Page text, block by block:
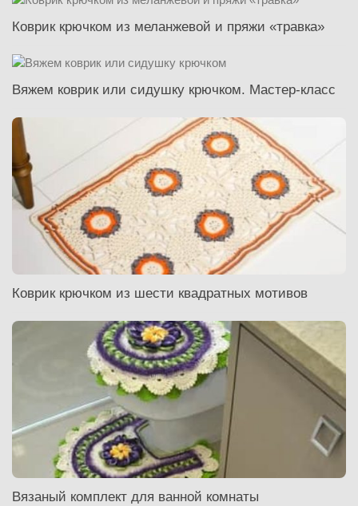
Коврик крючком из меланжевой и пряжи «травка»
Вяжем коврик или сидушку крючком. Мастер-класс
Коврик крючком из шести квадратных мотивов
Вязаный комплект для ванной комнаты